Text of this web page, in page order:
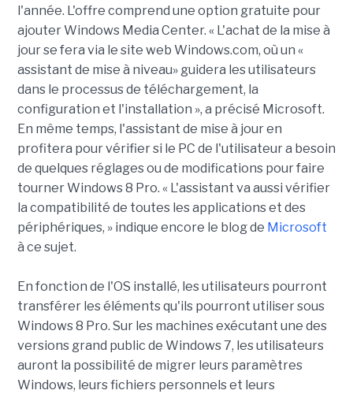
l'année. L'offre comprend une option gratuite pour
ajouter Windows Media Center. « L'achat de la mise à
jour se fera via le site web Windows.com, où un «
assistant de mise à niveau» guidera les utilisateurs
dans le processus de téléchargement, la
configuration et l'installation », a précisé Microsoft.
En même temps, l'assistant de mise à jour en
profitera pour vérifier si le PC de l'utilisateur a besoin
de quelques réglages ou de modifications pour faire
tourner Windows 8 Pro. « L'assistant va aussi vérifier
la compatibilité de toutes les applications et des
périphériques, » indique encore le blog de Microsoft
à ce sujet.
En fonction de l'OS installé, les utilisateurs pourront
transférer les éléments qu'ils pourront utiliser sous
Windows 8 Pro. Sur les machines exécutant une des
versions grand public de Windows 7, les utilisateurs
auront la possibilité de migrer leurs paramètres
Windows, leurs fichiers personnels et leurs